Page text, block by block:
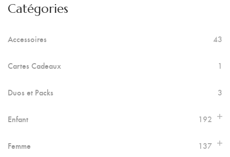
Catégories
Accessoires 43
Cartes Cadeaux 1
Duos et Packs 3
Enfant 192
Femme 137